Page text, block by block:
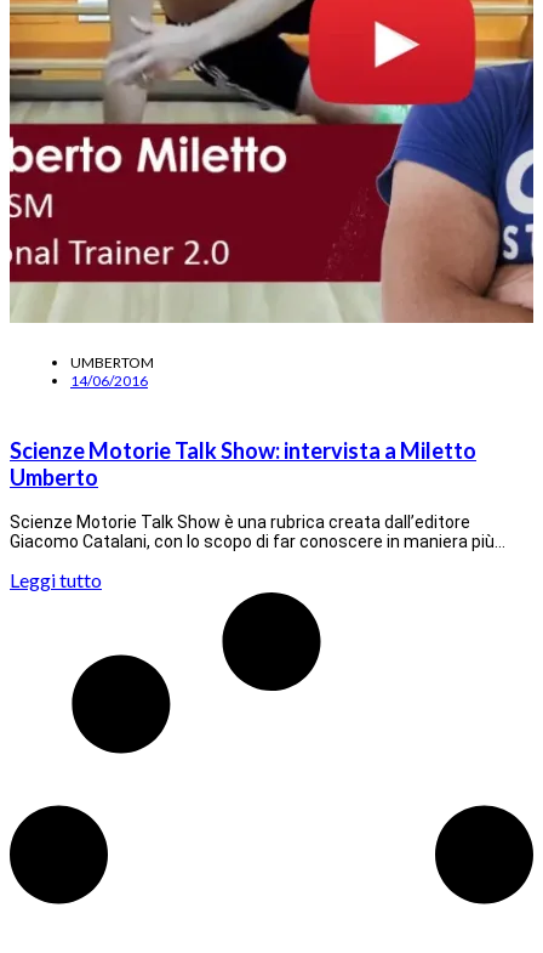
UMBERTOM
14/06/2016
Scienze Motorie Talk Show: intervista a Miletto
Umberto
Scienze Motorie Talk Show è una rubrica creata dall’editore
Giacomo Catalani, con lo scopo di far conoscere in maniera più…
Leggi tutto